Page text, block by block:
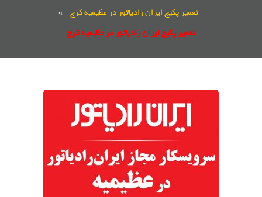
تعمیر پکیج ایران رادیاتور در عظیمیه کرج
»
تعمیر پکیج ایران رادیاتور در عظیمیه کرج